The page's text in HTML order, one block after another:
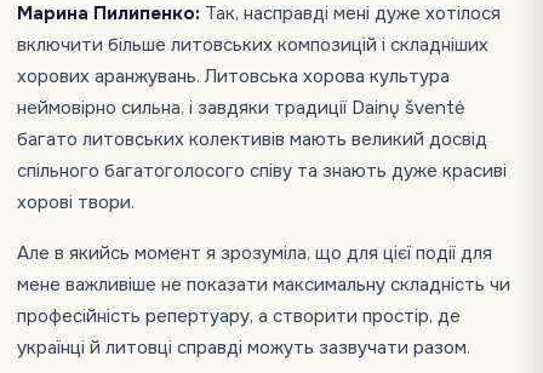
Марина Пилипенко: Так, насправді мені дуже хотілося
включити більше литовських композицій і складніших
хорових аранжувань. Литовська хорова культура
неймовірно сильна, і завдяки традиції Dainų šventė
багато литовських колективів мають великий досвід
спільного багатоголосого співу та знають дуже красиві
хорові твори.
Але в якийсь момент я зрозуміла, що для цієї події для
мене важливіше не показати максимальну складність чи
професійність репертуару, а створити простір, де
українці й литовці справді можуть зазвучати разом.